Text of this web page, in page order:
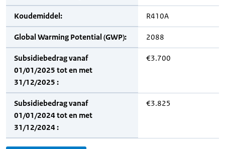
Koudemiddel: R410A
Global Warming Potential (GWP): 2088
Subsidiebedrag vanaf
01/01/2025 tot en met
31/12/2025 :
€3.700
Subsidiebedrag vanaf
01/01/2024 tot en met
31/12/2024 :
€3.825